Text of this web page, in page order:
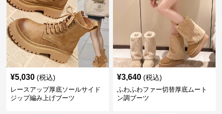
¥5,030 (税込)
レースアップ厚底ソールサイド
ジップ編み上げブーツ
¥3,640 (税込)
ふわふわファー切替厚底ムート
ン調ブーツ